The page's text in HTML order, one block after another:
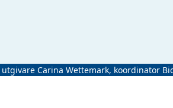
Carina Wettemark, koordinator